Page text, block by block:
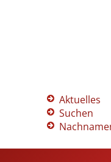
Aktuelles
Suchen